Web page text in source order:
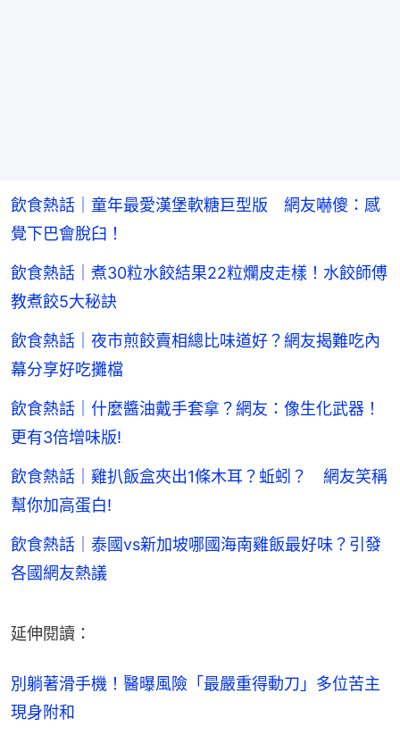
飲食熱話｜童年最愛漢堡軟糖巨型版 網友嚇傻：感
覺下巴會脫臼！
飲食熱話｜煮30粒水餃結果22粒爛皮走樣！水餃師傅
教煮餃5大秘訣
飲食熱話｜夜市煎餃賣相總比味道好？網友揭難吃內
幕分享好吃攤檔
飲食熱話｜什麼醬油戴手套拿？網友：像生化武器！
更有3倍增味版!
飲食熱話｜雞扒飯盒夾出1條木耳？蚯蚓？ 網友笑稱
幫你加高蛋白!
飲食熱話｜泰國vs新加坡哪國海南雞飯最好味？引發
各國網友熱議
延伸閱讀：
別躺著滑手機！醫曝風險「最嚴重得動刀」多位苦主
現身附和